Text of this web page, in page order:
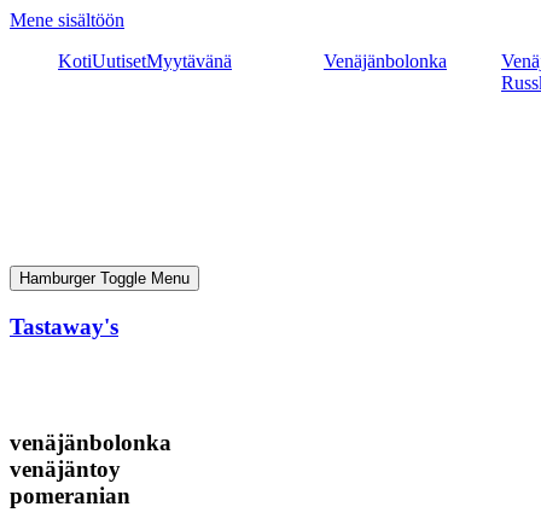
Mene sisältöön
KotiUutisetMyytävänä Venäjänbolonka
Hamburger Toggle Menu
Tastaway's
venäjänbolonka
venäjäntoy
pomeranian